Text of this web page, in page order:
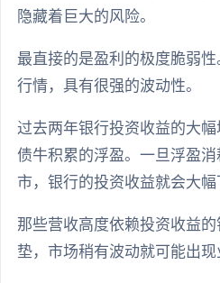
隐藏着巨大的风险。
最直接的是盈利的极度脆弱
行情，具有很强的波动性。
过去两年银行投资收益的大
债牛积累的浮盈。一旦浮盈
市，银行的投资收益就会大幅
那些营收高度依赖投资收益
垫，市场稍有波动就可能出现